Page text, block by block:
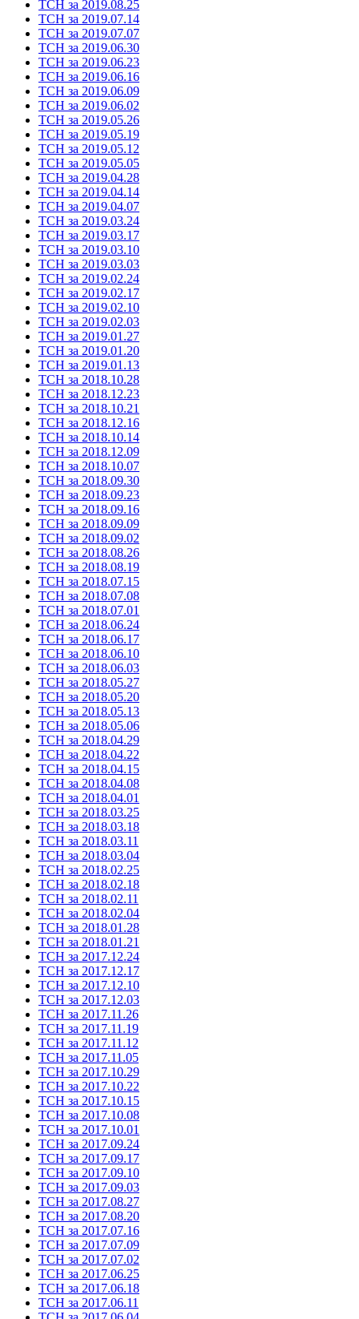
ТСН за 2019.08.25
ТСН за 2019.07.14
ТСН за 2019.07.07
ТСН за 2019.06.30
ТСН за 2019.06.23
ТСН за 2019.06.16
ТСН за 2019.06.09
ТСН за 2019.06.02
ТСН за 2019.05.26
ТСН за 2019.05.19
ТСН за 2019.05.12
ТСН за 2019.05.05
ТСН за 2019.04.28
ТСН за 2019.04.14
ТСН за 2019.04.07
ТСН за 2019.03.24
ТСН за 2019.03.17
ТСН за 2019.03.10
ТСН за 2019.03.03
ТСН за 2019.02.24
ТСН за 2019.02.17
ТСН за 2019.02.10
ТСН за 2019.02.03
ТСН за 2019.01.27
ТСН за 2019.01.20
ТСН за 2019.01.13
ТСН за 2018.10.28
ТСН за 2018.12.23
ТСН за 2018.10.21
ТСН за 2018.12.16
ТСН за 2018.10.14
ТСН за 2018.12.09
ТСН за 2018.10.07
ТСН за 2018.09.30
ТСН за 2018.09.23
ТСН за 2018.09.16
ТСН за 2018.09.09
ТСН за 2018.09.02
ТСН за 2018.08.26
ТСН за 2018.08.19
ТСН за 2018.07.15
ТСН за 2018.07.08
ТСН за 2018.07.01
ТСН за 2018.06.24
ТСН за 2018.06.17
ТСН за 2018.06.10
ТСН за 2018.06.03
ТСН за 2018.05.27
ТСН за 2018.05.20
ТСН за 2018.05.13
ТСН за 2018.05.06
ТСН за 2018.04.29
ТСН за 2018.04.22
ТСН за 2018.04.15
ТСН за 2018.04.08
ТСН за 2018.04.01
ТСН за 2018.03.25
ТСН за 2018.03.18
ТСН за 2018.03.11
ТСН за 2018.03.04
ТСН за 2018.02.25
ТСН за 2018.02.18
ТСН за 2018.02.11
ТСН за 2018.02.04
ТСН за 2018.01.28
ТСН за 2018.01.21
ТСН за 2017.12.24
ТСН за 2017.12.17
ТСН за 2017.12.10
ТСН за 2017.12.03
ТСН за 2017.11.26
ТСН за 2017.11.19
ТСН за 2017.11.12
ТСН за 2017.11.05
ТСН за 2017.10.29
ТСН за 2017.10.22
ТСН за 2017.10.15
ТСН за 2017.10.08
ТСН за 2017.10.01
ТСН за 2017.09.24
ТСН за 2017.09.17
ТСН за 2017.09.10
ТСН за 2017.09.03
ТСН за 2017.08.27
ТСН за 2017.08.20
ТСН за 2017.07.16
ТСН за 2017.07.09
ТСН за 2017.07.02
ТСН за 2017.06.25
ТСН за 2017.06.18
ТСН за 2017.06.11